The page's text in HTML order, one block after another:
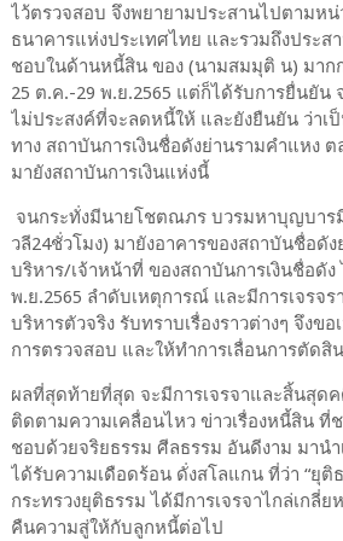
ไว้ตรวจสอบ จึงพยายามประสานไปตามหน่
ธนาคารแห่งประเทศไทย และรวมถึงประส
ชอบในด้านหนี้สิน ของ (นามสมมุติ น) มาก
25 ต.ค.-29 พ.ย.2565 แต่ก็ได้รับการยื่นยัน
ไม่ประสงค์ที่จะลดหนี้ให้ และยังยืนยัน ว่าเ
ทาง สถาบันการเงินชื่อดังย่านรามคำแหง ต
มายังสถาบันการเงินแห่งนี้
จนกระทั่งมีนายโชตณภร บวรมหาบุญบาร
วลี24ชั่วโมง) มายังอาคารของสถาบันชื่อดั
บริหาร/เจ้าหน้าที่ ของสถาบันการเงินชื่อดัง
พ.ย.2565 ลำดับเหตุการณ์ และมีการเจรจ
บริหารตัวจริง รับทราบเรื่องราวต่างๆ จึงข
การตรวจสอบ และให้ทำการเลื่อนการตัด
ผลที่สุดท้ายที่สุด จะมีการเจรจาและสิ้นสุด
ติดตามความเคลื่อนไหว ข่าวเรื่องหนี้สิน
ชอบด้วยจริยธรรม ศีลธรรม อันดีงาม มาน
ได้รับความเดือดร้อน ดั่งสโลแกน ที่ว่า “ยุติ
กระทรวงยุติธรรม ได้มีการเจรจาไกล่เกลี่
คืนความสู่ให้กับลูกหนี้ต่อไป